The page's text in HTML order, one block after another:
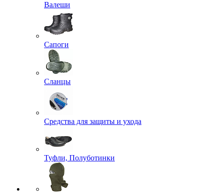
Валеши
Сапоги
Сланцы
Средства для защиты и ухода
Туфли, Полуботинки